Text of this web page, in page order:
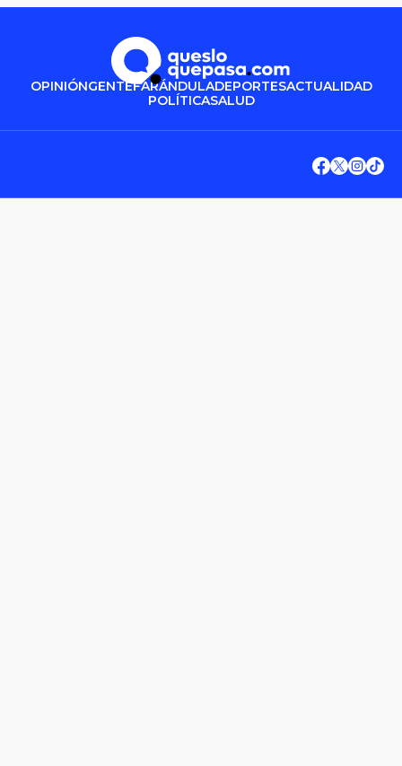
OPINIÓNGENTEFARÁNDULADEPORTESACTUALIDAD
POLÍTICASALUD